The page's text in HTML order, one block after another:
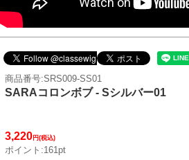
商品番号:SRS009-SS01
SARAコロンボブ - Sシルバー01
3,220円(税込)
ポイント:161pt